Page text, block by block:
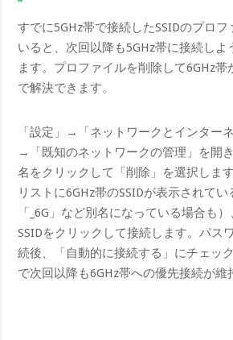
すでに5GHz帯で接続したSSIDのプロ
いると、次回以降も5GHz帯に接続しよ
ます。プロファイルを削除して6GHz帯
で解決できます。
「設定」→「ネットワークとインター
→「既知のネットワークの管理」を開
名をクリックして「削除」を選択しま
リストに6GHz帯のSSIDが表示されて
「_6G」など別名になっている場合も
SSIDをクリックして接続します。パス
続後、「自動的に接続する」にチェッ
で次回以降も6GHz帯への優先接続が維